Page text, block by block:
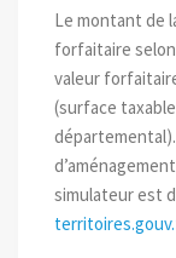
Le montant de
forfaitaire
valeur
(surface
simulateur est